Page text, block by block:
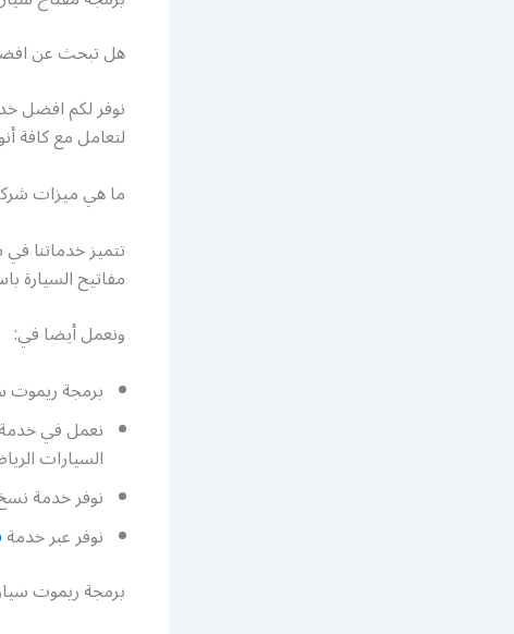
هل تبحث عن
نوفر لكم افضل
لتعامل مع كافة
ما هي ميزات
تتميز خدماتنا
مفاتيح السيارة
ونعمل أيضا في:
برمجة ريموت
نعمل في خدمة
السيارات
نوفر خدمة
نوفر عبر خدمة
برمجة ريموت